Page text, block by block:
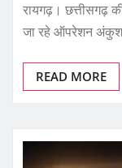
रायगढ़। छत्तीसगढ़
जा रहे ऑपरेशन
READ MORE